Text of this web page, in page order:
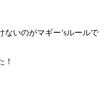
いのがマギー’sルールで
！